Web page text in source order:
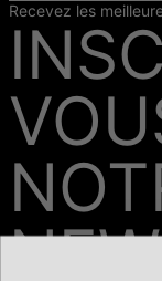
Recevez les